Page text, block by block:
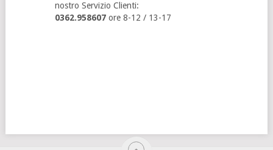
nostro Servizio Clienti:
0362.958607ore 8-12 / 13-17